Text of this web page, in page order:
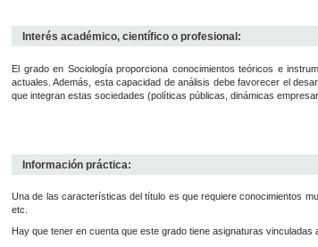
Interés académico, científico o profesional:
El grado en Sociología proporciona conocimientos teóricos e
actuales. Además, esta capacidad de análisis debe favorecer el
que integran estas sociedades (políticas públicas, dinámicas
Información práctica:
Una de las características del título es que requiere conocimientos
etc.
Hay que tener en cuenta que este grado tiene asignaturas vinculadas